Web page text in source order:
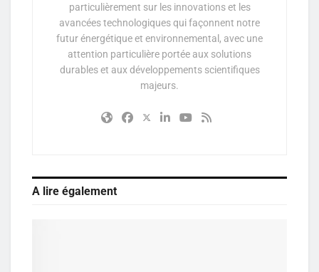
particulièrement sur les innovations et les
avancées technologiques qui façonnent notre
futur énergétique et environnemental, avec une
attention particulière portée aux solutions
durables et aux développements scientifiques
majeurs.
A lire également